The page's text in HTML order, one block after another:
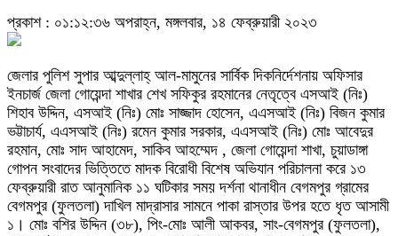
প্রকাশ : ০১:১২:৩৬ অপরাহ্ন, মঙ্গলবার, ১৪ ফেব্রুয়ারী ২০২৩
জেলার পুলিশ সুপার আব্দুল্লাহ্ আল-মামুনের সার্বিক দিকনির্দেশনায় অফিসার
ইনচার্জ জেলা গোয়েন্দা শাখার শেখ সফিকুর রহমানের নেতৃত্বে এসআই (নিঃ)
শিহাব উদ্দিন, এসআই (নিঃ) মোঃ সাজ্জাদ হোসেন, এএসআই (নিঃ) বিজন কুমার
ভট্টাচার্য, এএসআই (নিঃ) রমেন কুমার সরকার, এএসআই (নিঃ) মোঃ আবেদুর
রহমান, মোঃ সাদ আহামেদ, সাকিব আহম্মেদ , জেলা গোয়েন্দা শাখা, চুয়াডাঙ্গা
গোপন সংবাদের ভিত্তিতে মাদক বিরোধী বিশেষ অভিযান পরিচালনা করে ১৩
ফেব্রুয়ারী রাত আনুমানিক ১১ ঘটিকার সময় দর্শনা থানাধীন বেগমপুর গ্রামের
বেগমপুর (ফুলতলা) দাখিল মাদ্রাসার সামনে পাকা রাস্তার উপর হতে ধৃত আসামী
১। মোঃ বশির উদ্দিন (৩৮), পিং-মোঃ আলী আকবর, সাং-বেগমপুর (ফুলতলা),